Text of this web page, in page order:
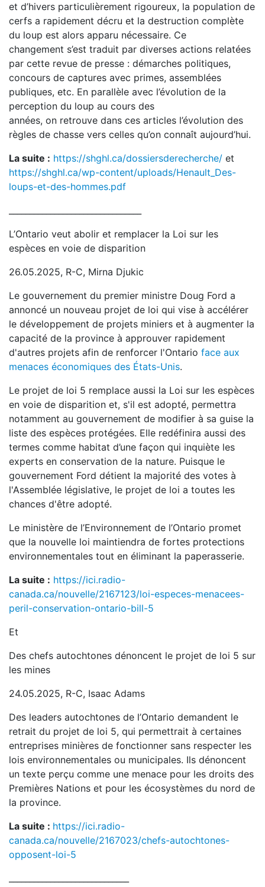
et d’hivers particulièrement rigoureux, la population de
cerfs a rapidement décru et la destruction complète
du loup est alors apparu nécessaire. Ce
changement s’est traduit par diverses actions relatées
par cette revue de presse : démarches politiques,
concours de captures avec primes, assemblées
publiques, etc. En parallèle avec l’évolution de la
perception du loup au cours des
années, on retrouve dans ces articles l’évolution des
règles de chasse vers celles qu’on connaît aujourd’hui.
La suite : https://shghl.ca/dossiersderecherche/ et
https://shghl.ca/wp-content/uploads/Henault_Des-
loups-et-des-hommes.pdf
L’Ontario veut abolir et remplacer la Loi sur les
espèces en voie de disparition
26.05.2025, R-C, Mirna Djukic
Le gouvernement du premier ministre Doug Ford a
annoncé un nouveau projet de loi qui vise à accélérer
le développement de projets miniers et à augmenter la
capacité de la province à approuver rapidement
d'autres projets afin de renforcer l'Ontario face aux
menaces économiques des États-Unis.
Le projet de loi 5 remplace aussi la Loi sur les espèces
en voie de disparition et, s'il est adopté, permettra
notamment au gouvernement de modifier à sa guise la
liste des espèces protégées. Elle redéfinira aussi des
termes comme habitat d’une façon qui inquiète les
experts en conservation de la nature. Puisque le
gouvernement Ford détient la majorité des votes à
l'Assemblée législative, le projet de loi a toutes les
chances d'être adopté.
Le ministère de l’Environnement de l’Ontario promet
que la nouvelle loi maintiendra de fortes protections
environnementales tout en éliminant la paperasserie.
La suite : https://ici.radio-
canada.ca/nouvelle/2167123/loi-especes-menacees-
peril-conservation-ontario-bill-5
Et
Des chefs autochtones dénoncent le projet de loi 5 sur
les mines
24.05.2025, R-C, Isaac Adams
Des leaders autochtones de l’Ontario demandent le
retrait du projet de loi 5, qui permettrait à certaines
entreprises minières de fonctionner sans respecter les
lois environnementales ou municipales. Ils dénoncent
un texte perçu comme une menace pour les droits des
Premières Nations et pour les écosystèmes du nord de
la province.
La suite : https://ici.radio-
canada.ca/nouvelle/2167023/chefs-autochtones-
opposent-loi-5